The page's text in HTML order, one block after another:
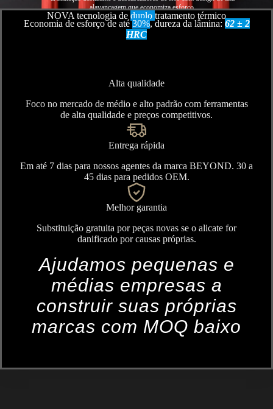
alavancagem que economiza esforço.
NOVA tecnologia de duplo tratamento térmico
Economia de esforço de até30%, dureza da lâmina: 62 ± 2
HRC
Alta qualidade
Foco no mercado de médio e alto padrão com ferramentas
de alta qualidade e preços competitivos.
Entrega rápida
Em até 7 dias para nossos agentes da marca BEYOND. 30 a
45 dias para pedidos OEM.
Melhor garantia
Substituição gratuita por peças novas se o alicate for
danificado por causas próprias.
Ajudamos pequenas e
médias empresas a
construir suas próprias
marcas com MOQ baixo